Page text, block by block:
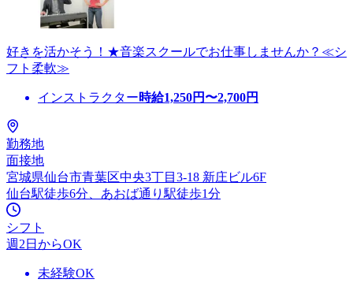
好きを活かそう！★音楽スクールでお仕事しませんか？≪シ
フト柔軟≫
インストラクター時給1,250円〜2,700円
勤務地
面接地
宮城県仙台市青葉区中央3丁目3-18 新庄ビル6F
仙台駅徒歩6分、あおば通り駅徒歩1分
シフト
週2日からOK
未経験OK